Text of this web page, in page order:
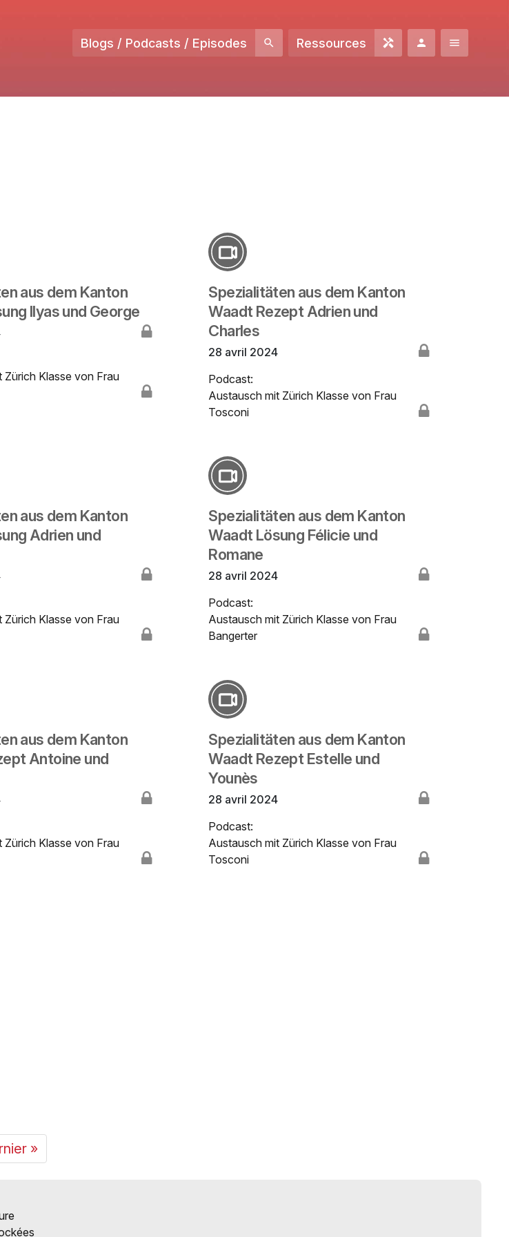
Blogs / Podcasts / Episodes Ressources
aus dem Kanton
Ilyas und George
Zürich Klasse von Frau
Spezialitäten aus dem Kanton
Waadt Rezept Adrien und
Charles
28 avril 2024
Podcast:
Austausch mit Zürich Klasse von Frau
Tosconi
aus dem Kanton
Adrien und
Zürich Klasse von Frau
Spezialitäten aus dem Kanton
Waadt Lösung Félicie und
Romane
28 avril 2024
Podcast:
Austausch mit Zürich Klasse von Frau
Bangerter
aus dem Kanton
Antoine und
Zürich Klasse von Frau
Spezialitäten aus dem Kanton
Waadt Rezept Estelle und
Younès
28 avril 2024
Podcast:
Austausch mit Zürich Klasse von Frau
Tosconi
»